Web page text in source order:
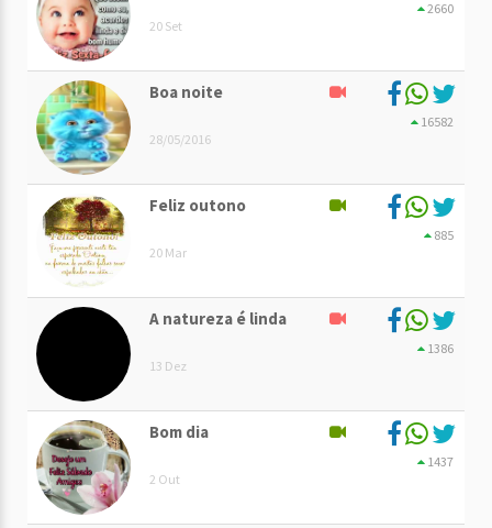
20 Set
2660
Boa noite
28/05/2016
16582
Feliz outono
20 Mar
885
A natureza é linda
13 Dez
1386
Bom dia
2 Out
1437